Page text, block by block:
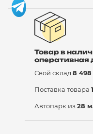
Товар в
оперативная
Свой склад 8 498
Поставка товара
Автопарк из 28